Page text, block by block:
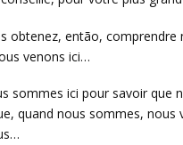
obtenez, então, comprendre
venons ici…
sommes ici pour savoir que
quand nous sommes, nous